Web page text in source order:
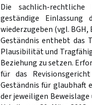
Die sachlich-
geständige
wiederzugeben (vgl. BGH,
Geständnis enthebt das
Plausibilität und
Beziehung zu setzen.
für das
Geständnis für glaubhaft
der jeweiligen